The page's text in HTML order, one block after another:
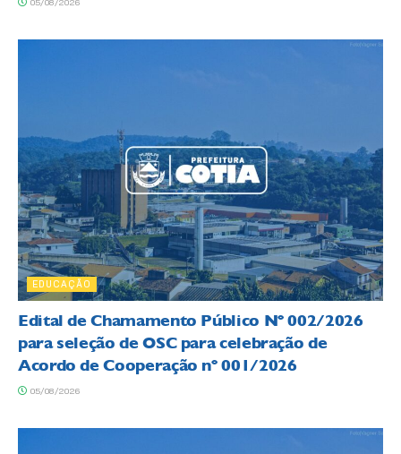
EDUCAÇÃO
Edital de Chamamento Público Nº 002/2026
para seleção de OSC para celebração de
Acordo de Cooperação nº 001/2026
05/08/2026